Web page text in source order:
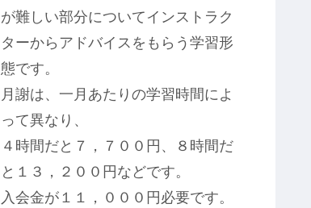
が難しい部分についてインストラク
ターからアドバイスをもらう学習形
態です。
月謝は、一月あたりの学習時間によ
って異なり、
４時間だと７，７００円、８時間だ
と１３，２００円などです。
入会金が１１，０００円必要です。